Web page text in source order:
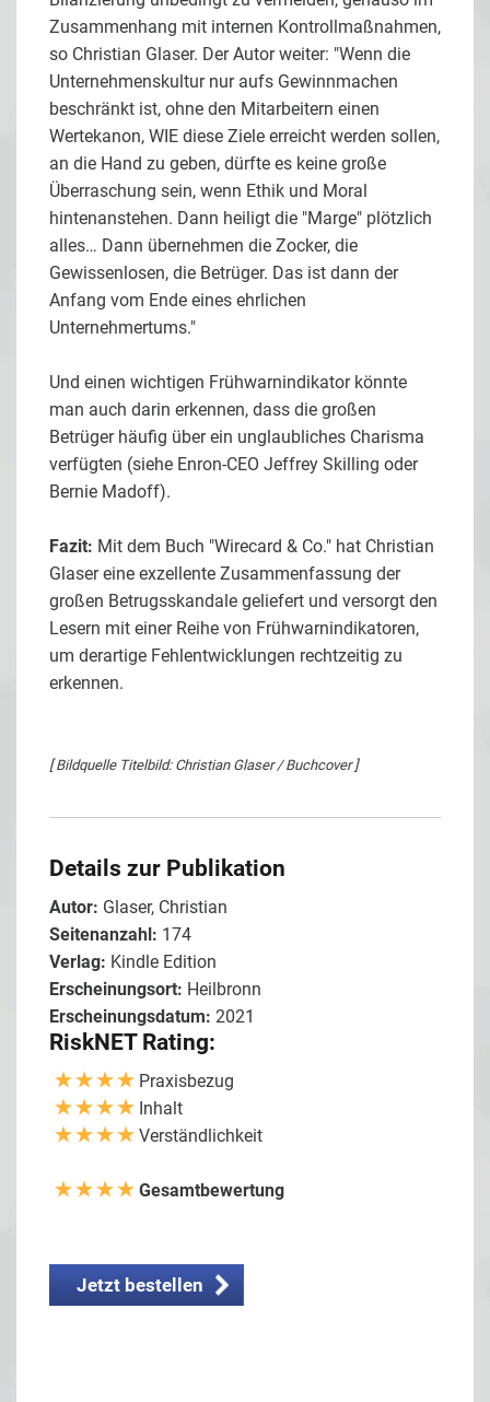
Zusammenhang mit internen Kontrollmaßnahmen,
so Christian Glaser. Der Autor weiter: "Wenn die
Unternehmenskultur nur aufs Gewinnmachen
beschränkt ist, ohne den Mitarbeitern einen
Wertekanon, WIE diese Ziele erreicht werden sollen,
an die Hand zu geben, dürfte es keine große
Überraschung sein, wenn Ethik und Moral
hintenanstehen. Dann heiligt die "Marge" plötzlich
alles… Dann übernehmen die Zocker, die
Gewissenlosen, die Betrüger. Das ist dann der
Anfang vom Ende eines ehrlichen
Unternehmertums."
Und einen wichtigen Frühwarnindikator könnte
man auch darin erkennen, dass die großen
Betrüger häufig über ein unglaubliches Charisma
verfügten (siehe Enron-CEO Jeffrey Skilling oder
Bernie Madoff).
Fazit: Mit dem Buch "Wirecard & Co." hat Christian
Glaser eine exzellente Zusammenfassung der
großen Betrugsskandale geliefert und versorgt den
Lesern mit einer Reihe von Frühwarnindikatoren,
um derartige Fehlentwicklungen rechtzeitig zu
erkennen.
[ Bildquelle Titelbild: Christian Glaser / Buchcover ]
Details zur Publikation
Autor: Glaser, Christian
Seitenanzahl: 174
Verlag: Kindle Edition
Erscheinungsort: Heilbronn
Erscheinungsdatum: 2021
RiskNET Rating:
Praxisbezug
Inhalt
Verständlichkeit
Gesamtbewertung
Jetzt bestellen